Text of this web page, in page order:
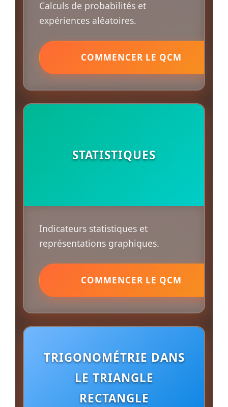
Calculs de probabilités et
expériences aléatoires.
COMMENCER LE QCM
STATISTIQUES
Indicateurs statistiques et
représentations graphiques.
COMMENCER LE QCM
TRIGONOMÉTRIE DANS
LE TRIANGLE
RECTANGLE